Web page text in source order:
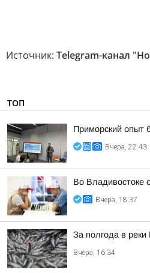
Источник: Telegram-канал
ТОП
Приморский опыт
Вчера, 22:43
Во Владивостоке
Вчера, 18:37
За полгода в
Вчера, 16:34